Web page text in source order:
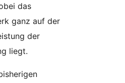
das
ganz auf der
der
liegt.